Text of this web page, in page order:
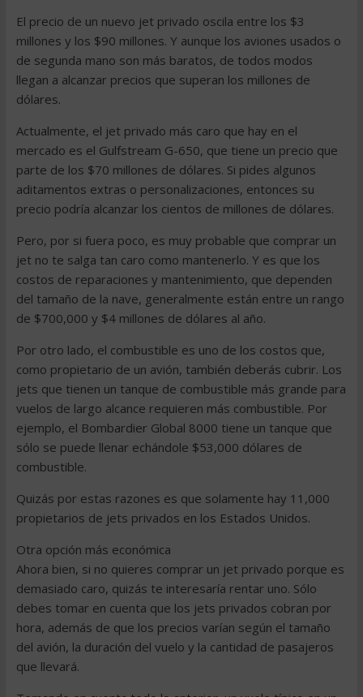
El precio de un nuevo jet privado oscila entre los $3
millones y los $90 millones. Y aunque los aviones usados o
de segunda mano son más baratos, de todos modos
llegan a alcanzar precios que superan los millones de
dólares.
Actualmente, el jet privado más caro que hay en el
mercado es el Gulfstream G-650, que tiene un precio que
parte de los $70 millones de dólares. Si pides algunos
aditamentos extras o personalizaciones, entonces su
precio podría alcanzar los cientos de millones de dólares.
Pero, por si fuera poco, es muy probable que comprar un
jet no te salga tan caro como mantenerlo. Y es que los
costos de reparaciones y mantenimiento, que dependen
del tamaño de la nave, generalmente están entre un rango
de $700,000 y $4 millones de dólares al año.
Por otro lado, el combustible es uno de los costos que,
como propietario de un avión, también deberás cubrir. Los
jets que tienen un tanque de combustible más grande para
vuelos de largo alcance requieren más combustible. Por
ejemplo, el Bombardier Global 8000 tiene un tanque que
sólo se puede llenar echándole $53,000 dólares de
combustible.
Quizás por estas razones es que solamente hay 11,000
propietarios de jets privados en los Estados Unidos.
Otra opción más económica
Ahora bien, si no quieres comprar un jet privado porque es
demasiado caro, quizás te interesaría rentar uno. Sólo
debes tomar en cuenta que los jets privados cobran por
hora, además de que los precios varían según el tamaño
del avión, la duración del vuelo y la cantidad de pasajeros
que llevará.